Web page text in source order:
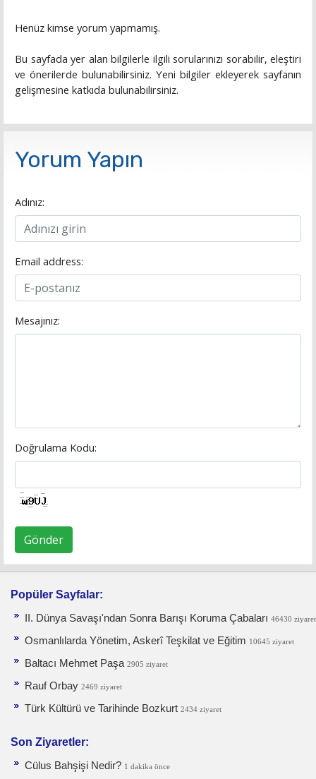
Henüz kimse yorum yapmamış.
Bu sayfada yer alan bilgilerle ilgili sorularınızı sorabilir, eleştiri
ve önerilerde bulunabilirsiniz. Yeni bilgiler ekleyerek sayfanın
gelişmesine katkıda bulunabilirsiniz.
Yorum Yapın
Adınız:
Email address:
Mesajınız:
Doğrulama Kodu:
Gönder
Popüler Sayfalar:
II. Dünya Savaşı'ndan Sonra Barışı Koruma Ça­baları 46430 ziyaret
Osmanlılarda Yönetim, Askerî Teşkilat ve Eğitim 10645 ziyaret
Baltacı Mehmet Paşa 2905 ziyaret
Rauf Orbay 2469 ziyaret
Türk Kültürü ve Tarihinde Bozkurt 2434 ziyaret
Son Ziyaretler:
Cülus Bahşişi Nedir? 1 dakika önce